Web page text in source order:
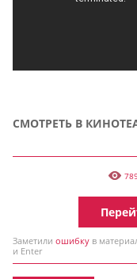
СМОТРЕТЬ В
Заметили ошибку в
и Enter